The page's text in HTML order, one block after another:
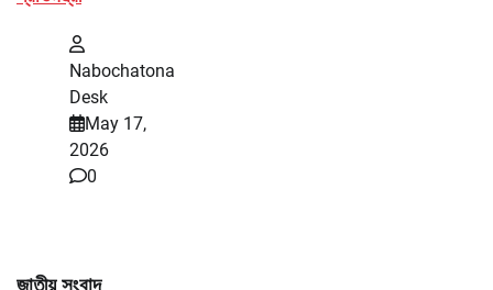
Nabochatona
Desk
May 17,
2026
0
জাতীয় সংবাদ